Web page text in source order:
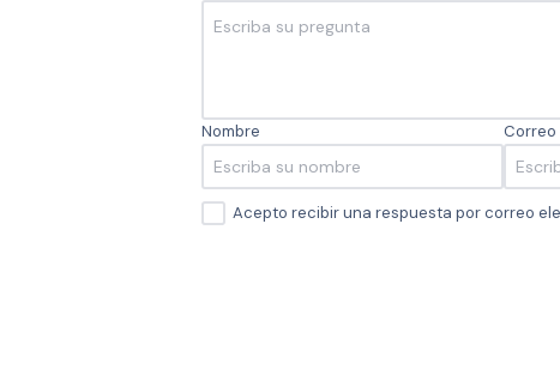
Nombre
Acepto recibir una respuesta por correo